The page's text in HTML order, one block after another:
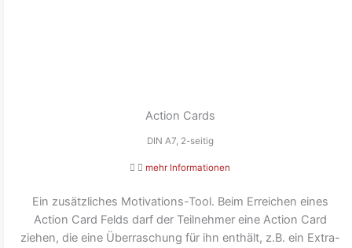
Action Cards
DIN A7, 2-seitig
mehr Informationen
Ein zusätzliches Motivations-Tool. Beim Erreichen eines
Action Card Felds darf der Teilnehmer eine Action Card
ziehen, die eine Überraschung für ihn enthält, z.B. ein Extra-